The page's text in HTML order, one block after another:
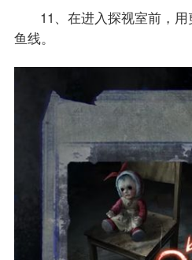
11、在进入探视室前，
鱼线。